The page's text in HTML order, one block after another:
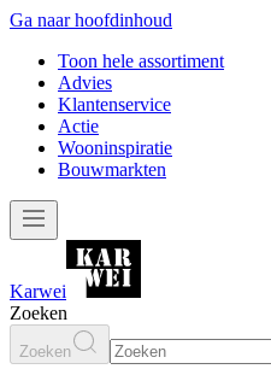
Ga naar hoofdinhoud
Toon hele assortiment
Advies
Klantenservice
Actie
Wooninspiratie
Bouwmarkten
Karwei
Zoeken
Zoeken